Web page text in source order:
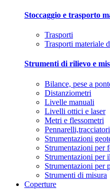
Stoccaggio e trasporto
Trasporti
Trasporti materiale
Strumenti di rilievo e
Bilance, pese a
Distanziometri
Livelle manuali
Livelli ottici e laser
Metri e flessometri
Strumentazioni
Strumentazioni per
Strumentazioni per
Strumentazioni per
Strumenti di misura
Coperture